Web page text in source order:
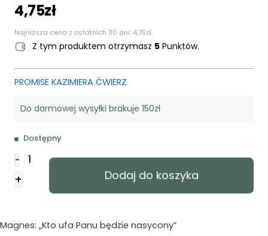
4,75zł
Najniższa cena z ostatnich 30 dni: 4,75zł.
Z tym produktem otrzymasz 5 Punktów.
PROMISE KAZIMIERA ĆWIERZ
Do darmowej wysyłki brakuje 150zł
Dostępny
-
ilość
Magnes
na
lodówkę
Kto
+ Dodaj do koszyka
Magnes: „Kto ufa Panu będzie nasycony”